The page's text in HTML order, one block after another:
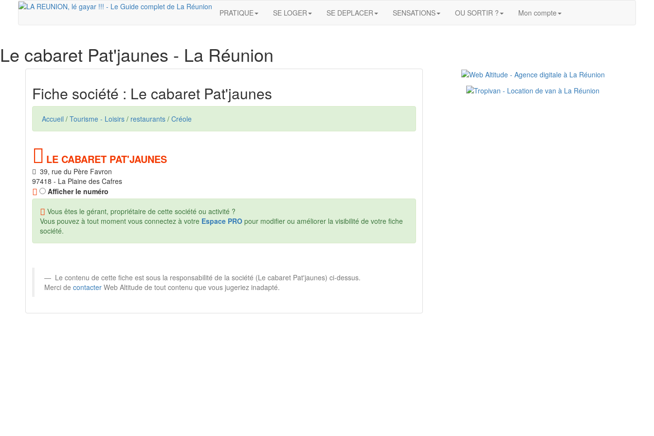
PRATIQUE SE LOGER SE DEPLACER SENSATIONS OU SORTIR ? Mon compte
Le cabaret Pat'jaunes - La Réunion
Fiche société : Le cabaret Pat'jaunes
Accueil / Tourisme - Loisirs / restaurants / Créole
LE CABARET PAT'JAUNES
39, rue du Père Favron
97418 - La Plaine des Cafres
Afficher le numéro
Vous êtes le gérant, propriétaire de cette société ou activité ?
Vous pouvez à tout moment vous connectez à votre Espace PRO pour modifier ou améliorer la visibilité de votre fiche
société.
Le contenu de cette fiche est sous la responsabilité de la société (Le cabaret Pat'jaunes) ci-dessus.
Merci de contacter Web Altitude de tout contenu que vous jugeriez inadapté.